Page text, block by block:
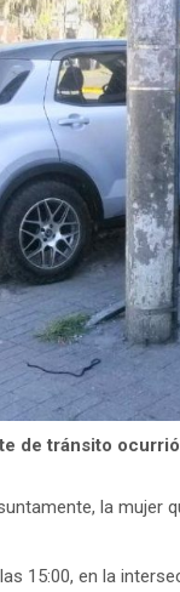
de tránsito
la mujer
15:00, en la